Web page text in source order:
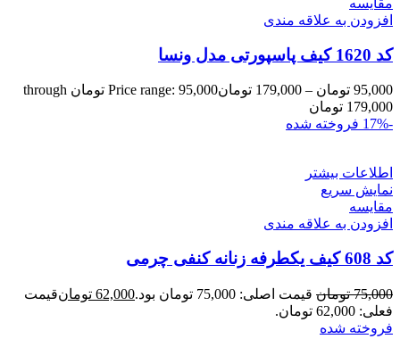
مقايسه
افزودن به علاقه مندی
کد 1620 کیف پاسپورتی مدل ونسا
95,000 تومان –
179,000 تومان
Price range: 95,000 تومان through
179,000 تومان
-17%
فروخته شده
اطلاعات بیشتر
نمایش سریع
مقايسه
افزودن به علاقه مندی
کد 608 کیف یکطرفه زنانه کنفی چرمی
75,000 تومان قیمت اصلی: 75,000 تومان بود. 62,000 تومانقیمت
فعلی: 62,000 تومان.
فروخته شده